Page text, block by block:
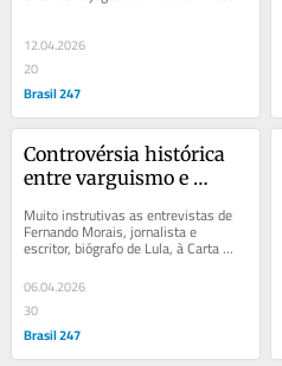
ele queria abrir Ormuz. Exigia
12.04.2026
20
Brasil 247
Controvérsia histórica
entre varguismo e
Muito instrutivas as entrevistas de
Fernando Morais, jornalista e
escritor, biógrafo de Lula, à Carta
Capital e de Márcio Pochmann,
economista,...
06.04.2026
30
Brasil 247